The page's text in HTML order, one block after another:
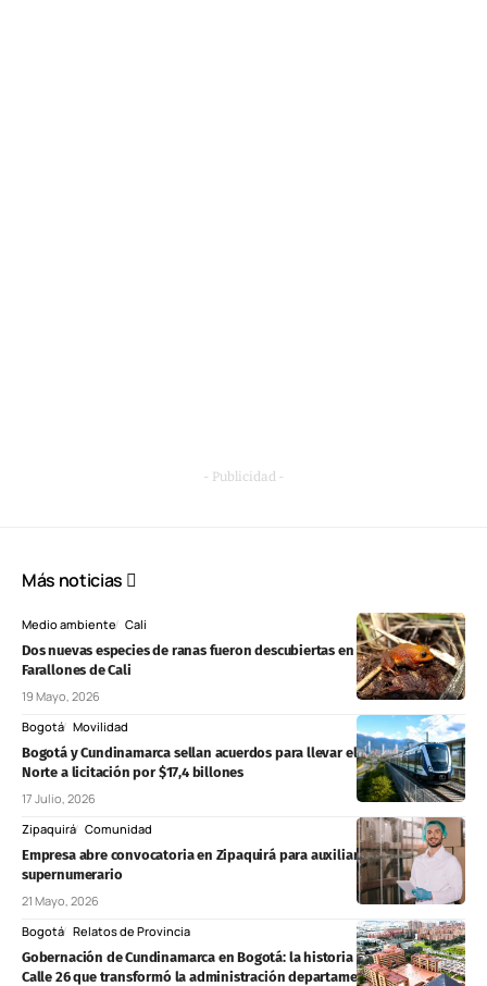
- Publicidad -
Más noticias
Medio ambiente Cali
Dos nuevas especies de ranas fueron descubiertas en el páramo de
Farallones de Cali
19 Mayo, 2026
Bogotá Movilidad
Bogotá y Cundinamarca sellan acuerdos para llevar el Regiotram del
Norte a licitación por $17,4 billones
17 Julio, 2026
Zipaquirá Comunidad
Empresa abre convocatoria en Zipaquirá para auxiliar de producción
supernumerario
21 Mayo, 2026
Bogotá Relatos de Provincia
Gobernación de Cundinamarca en Bogotá: la historia de la sede en la
Calle 26 que transformó la administración departamental